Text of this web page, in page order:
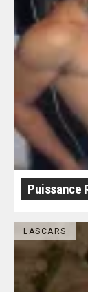
Puissance
LASCARS